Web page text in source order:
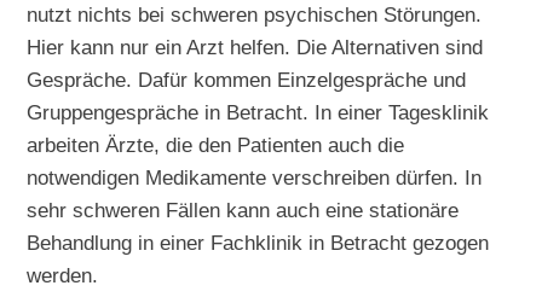
nutzt nichts bei schweren psychischen Störungen.
Hier kann nur ein Arzt helfen. Die Alternativen sind
Gespräche. Dafür kommen Einzelgespräche und
Gruppengespräche in Betracht. In einer Tagesklinik
arbeiten Ärzte, die den Patienten auch die
notwendigen Medikamente verschreiben dürfen. In
sehr schweren Fällen kann auch eine stationäre
Behandlung in einer Fachklinik in Betracht gezogen
werden.